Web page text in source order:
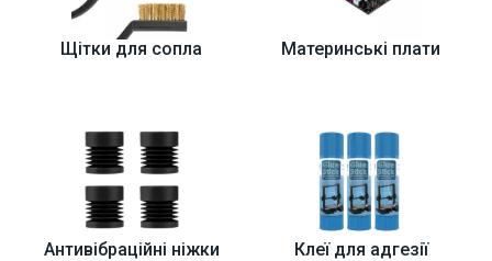
Щітки для сопла Материнські плати
Антивібраційні ніжки Клеї для адгезії